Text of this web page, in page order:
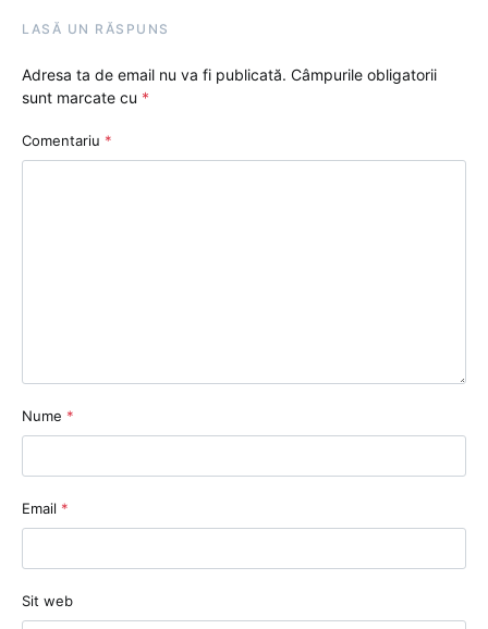
LASĂ UN RĂSPUNS
Adresa ta de email nu va fi publicată. Câmpurile obligatorii
sunt marcate cu *
Comentariu *
Nume *
Email *
Sit web